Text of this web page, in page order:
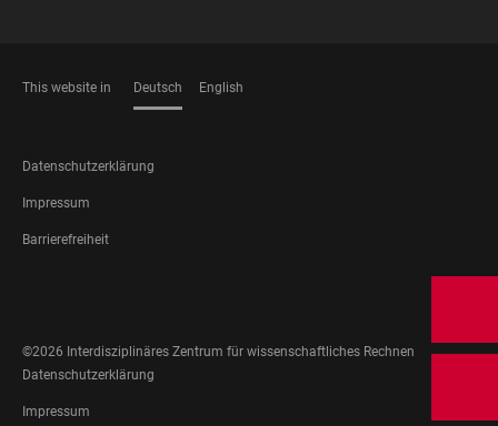
This website in Deutsch English
FOOTER
LEGAL
Datenschutzerklärung
Impressum
Barrierefreiheit
MEDIA
©2026 Interdisziplinäres Zentrum für wissenschaftliches Rechnen
FOOTER
LEGAL
Datenschutzerklärung
Impressum